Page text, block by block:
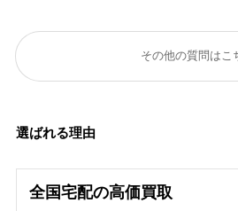
その他の質問はこ
選ばれる理由
全国宅配の高価買取